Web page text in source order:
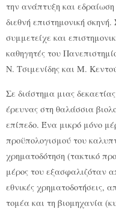
την ανάπτυξη και εδραίωση
διεθνή επιστημονική σκηνή.
συμμετείχε και
καθηγητές του
Ν. Τσιμενίδης και Μ.
Σε διάστημα μιας
έρευνας στη θαλάσσια
επίπεδο. Ένα μικρό μόνο
προϋπολογισμού του
χρηματοδότηση (τακτικό
μέρος του εξασφαλιζόταν
εθνικές χρηματοδοτήσεις,
τομέα και τη βιομηχανία